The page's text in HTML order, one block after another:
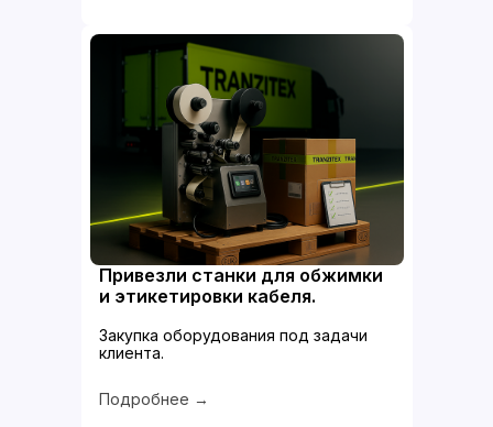
Привезли станки для обжимки
и этикетировки кабеля.
Закупка оборудования под задачи
клиента.
Подробнее →